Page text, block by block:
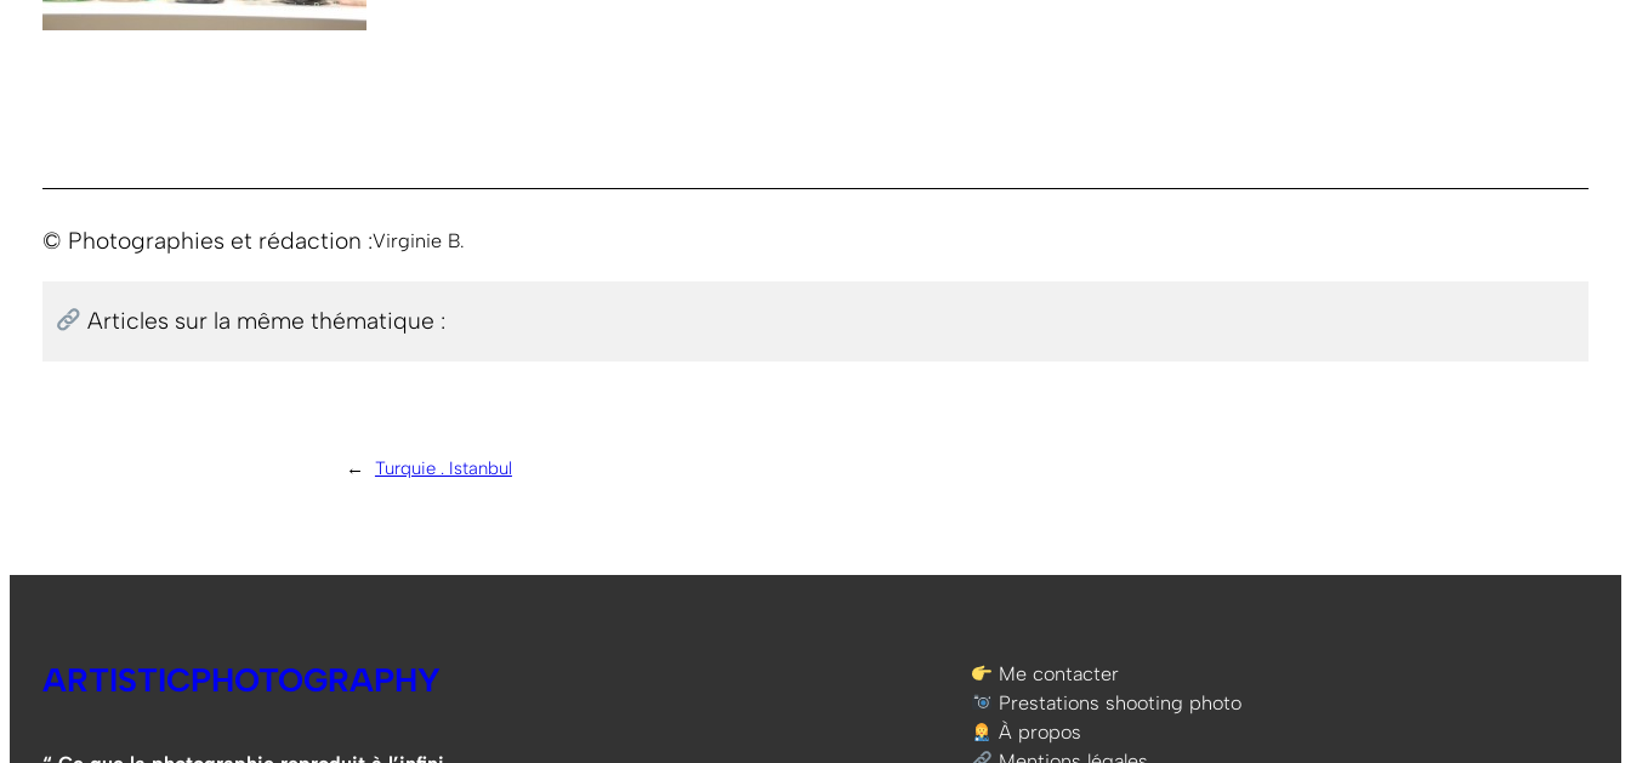
© Photographies et rédaction :Virginie B.
Articles sur la même thématique :
← Turquie . Istanbul
ARTISTICPHOTOGRAPHY
Me contacter
Prestations shooting photo
À propos